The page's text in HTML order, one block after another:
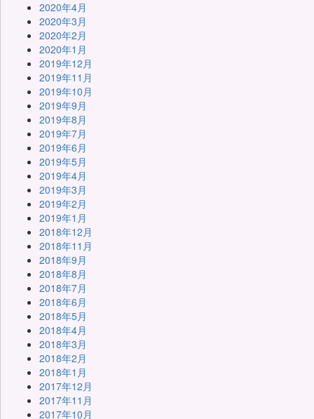
2020年4月
2020年3月
2020年2月
2020年1月
2019年12月
2019年11月
2019年10月
2019年9月
2019年8月
2019年7月
2019年6月
2019年5月
2019年4月
2019年3月
2019年2月
2019年1月
2018年12月
2018年11月
2018年9月
2018年8月
2018年7月
2018年6月
2018年5月
2018年4月
2018年3月
2018年2月
2018年1月
2017年12月
2017年11月
2017年10月